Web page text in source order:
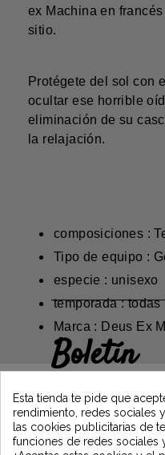
ex Machina en
sitio.
Protégete del sol con
ocultar ese horrible
eliminación de su
la relajación.
composiciones :
Tipo de equipo :
especie : unisexo
temporada :
Marca : Deus Ex
Boletín
suscribiéndose y
las últimas noticias
Esta tienda te pide que
rendimiento, redes sociales
las cookies publicitarias de
funciones de redes sociales